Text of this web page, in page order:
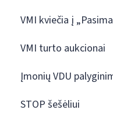
VMI kviečia į
VMI turto aukcionai
Įmonių VDU
STOP šešėliui